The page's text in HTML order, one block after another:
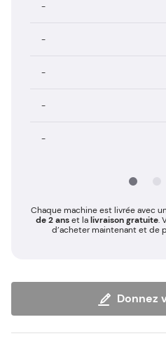
-
-
-
-
-
Chaque machine est livrée avec
de 2 anset lalivraison gratuite.
d’acheter maintenant et de
Donnez